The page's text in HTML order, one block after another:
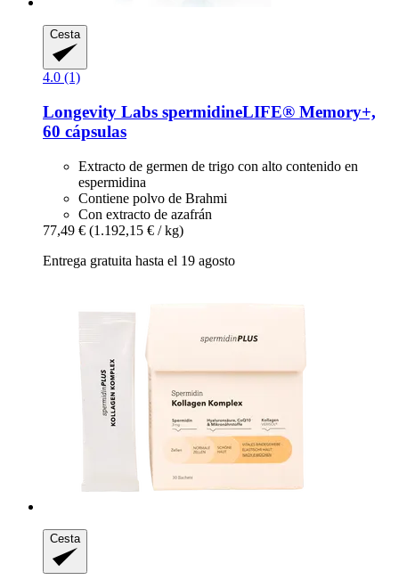
Cesta
4.0 (1)
Longevity Labs spermidineLIFE® Memory+,
60 cápsulas
Extracto de germen de trigo con alto contenido en
espermidina
Contiene polvo de Brahmi
Con extracto de azafrán
77,49 € (1.192,15 € / kg)
Entrega gratuita hasta el 19 agosto
Cesta